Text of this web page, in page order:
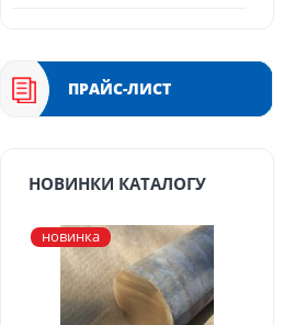
ПРАЙС-ЛИСТ
НОВИНКИ КАТАЛОГУ
новинка